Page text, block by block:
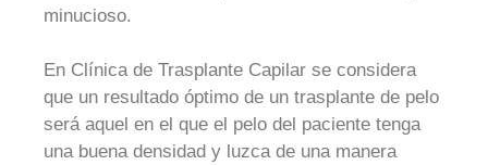
minucioso.
En Clínica de Trasplante Capilar se considera
que un resultado óptimo de un trasplante de pelo
será aquel en el que el pelo del paciente tenga
una buena densidad y luzca de una manera